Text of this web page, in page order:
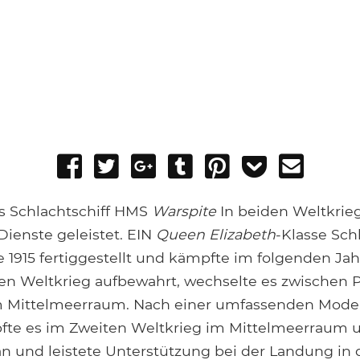
Share
Facebook
Tweet
Share
Google+
Post
Tumblr
Pin
Add
Pocket
Schlachtschiff HMS Warspite In beiden
geleistet. EIN Queen Elizabeth-Klasse
1915 fertiggestellt und kämpfte im folgenden
Weltkrieg aufbewahrt, wechselte es zwischen
Nach einer umfassenden
es im Zweiten Weltkrieg im Mittelmeerraum
und leistete Unterstützung bei der Landung in